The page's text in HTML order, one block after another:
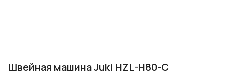
Швейная машина Juki HZL-H80-C